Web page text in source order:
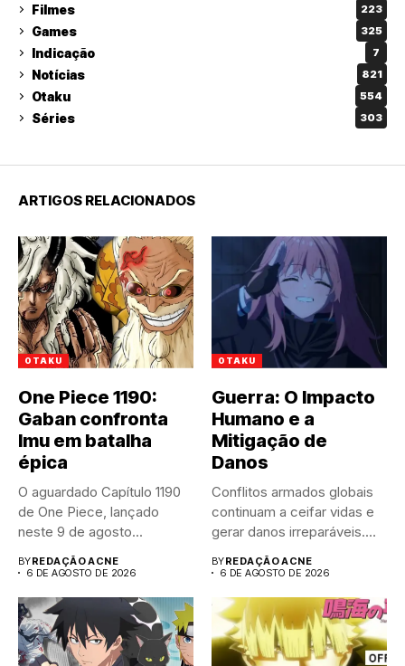
Filmes 223
Games 325
Indicação 7
Notícias 821
Otaku 554
Séries 303
ARTIGOS RELACIONADOS
OTAKU
One Piece 1190:
Gaban confronta
Imu em batalha
épica
O aguardado Capítulo 1190
de One Piece, lançado
neste 9 de agosto...
BYREDAÇÃO ACNE
6 DE AGOSTO DE 2026
OTAKU
Guerra: O Impacto
Humano e a
Mitigação de
Danos
Conflitos armados globais
continuam a ceifar vidas e
gerar danos irreparáveis.
BYREDAÇÃO ACNE
6 DE AGOSTO DE 2026